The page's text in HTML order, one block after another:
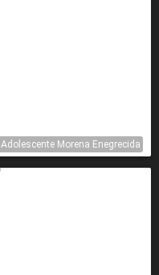
Adolescente Morena Enegrecida